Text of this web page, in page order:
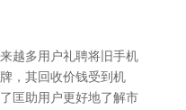
越多用户礼聘将旧手机
，其回收价钱受到机
匡助用户更好地了解市